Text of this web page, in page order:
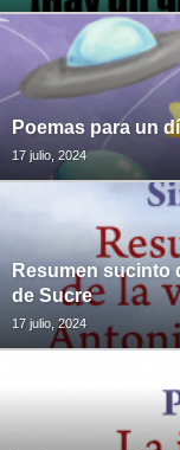
Poemas para un
17 julio, 2024
Resumen sucinto
de Sucre
17 julio, 2024